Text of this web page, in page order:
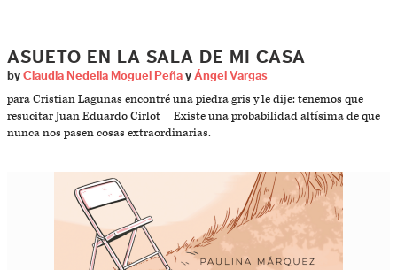
ASUETO EN LA SALA DE MI CASA
by Claudia Nedelia Moguel Peña y Ángel Vargas
para Cristian Lagunas encontré una piedra gris y le dije: tenemos que
resucitar Juan Eduardo Cirlot Existe una probabilidad altísima de que
nunca nos pasen cosas extraordinarias.